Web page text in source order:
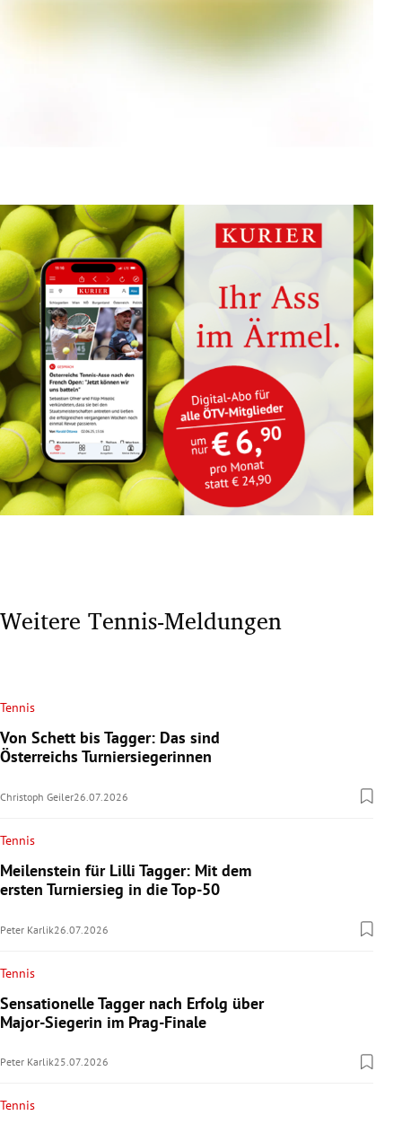
Weitere Tennis-Meldungen
Tennis
Von Schett bis Tagger: Das sind
Österreichs Turniersiegerinnen
Christoph Geiler26.07.2026
Tennis
Meilenstein für Lilli Tagger: Mit dem
ersten Turniersieg in die Top-50
Peter Karlik26.07.2026
Tennis
Sensationelle Tagger nach Erfolg über
Major-Siegerin im Prag-Finale
Peter Karlik25.07.2026
Tennis